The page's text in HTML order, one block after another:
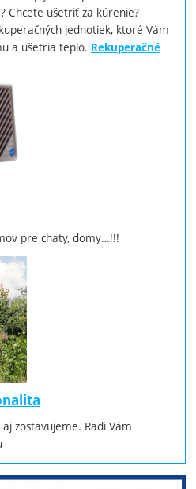
Chcete ušetriť za kúrenie?
jednotiek, ktoré Vám
a ušetria teplo. Rekuperačné
pre chaty, domy…!!!
zostavujeme. Radi Vám